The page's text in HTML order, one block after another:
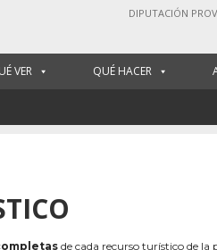
DIPUTACIÓN
VER QUÉ HACER
de cada recurso turístico de la